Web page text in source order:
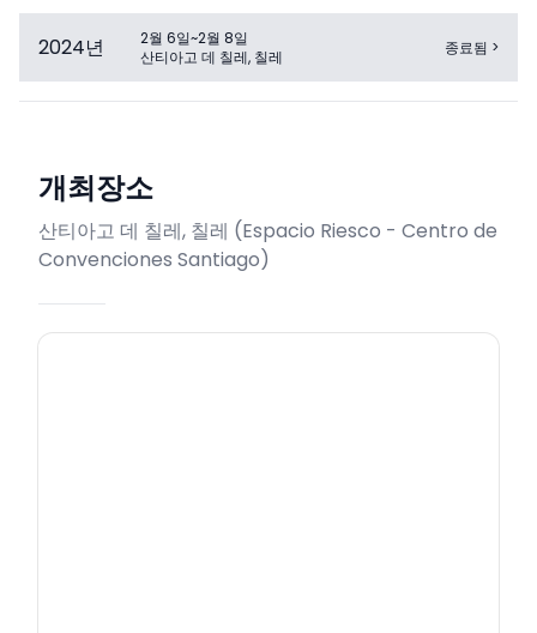
2024년
2월 6일~2월 8일
산티아고 데 칠레, 칠레
종료됨 >
개최장소
산티아고 데 칠레, 칠레 (Espacio Riesco - Centro de
Convenciones Santiago)